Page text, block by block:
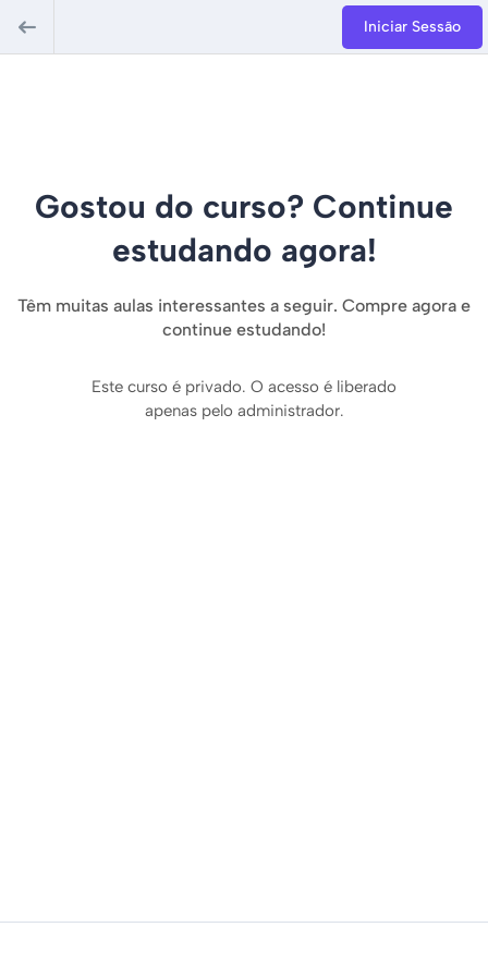
Iniciar Sessão
Gostou do curso? Continue
estudando agora!
Têm muitas aulas interessantes a seguir. Compre agora e
continue estudando!
Este curso é privado. O acesso é liberado
apenas pelo administrador.